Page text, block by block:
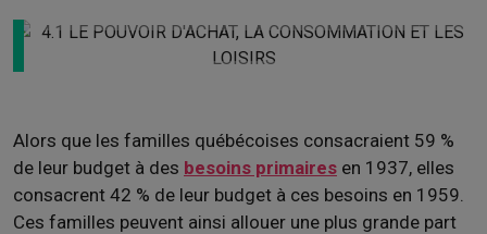
Alors que les familles québécoises consacraient 59 %
de leur budget à des besoins primaires en 1937, elles
consacrent 42 % de leur budget à ces besoins en 1959.
Ces familles peuvent ainsi allouer une plus grande part